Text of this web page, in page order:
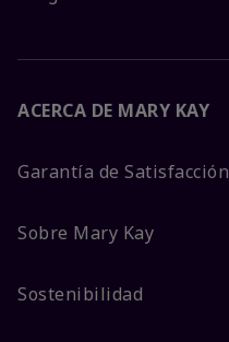
ACERCA DE MARY KAY
Garantía de Satisfacción
Sobre Mary Kay
Sostenibilidad